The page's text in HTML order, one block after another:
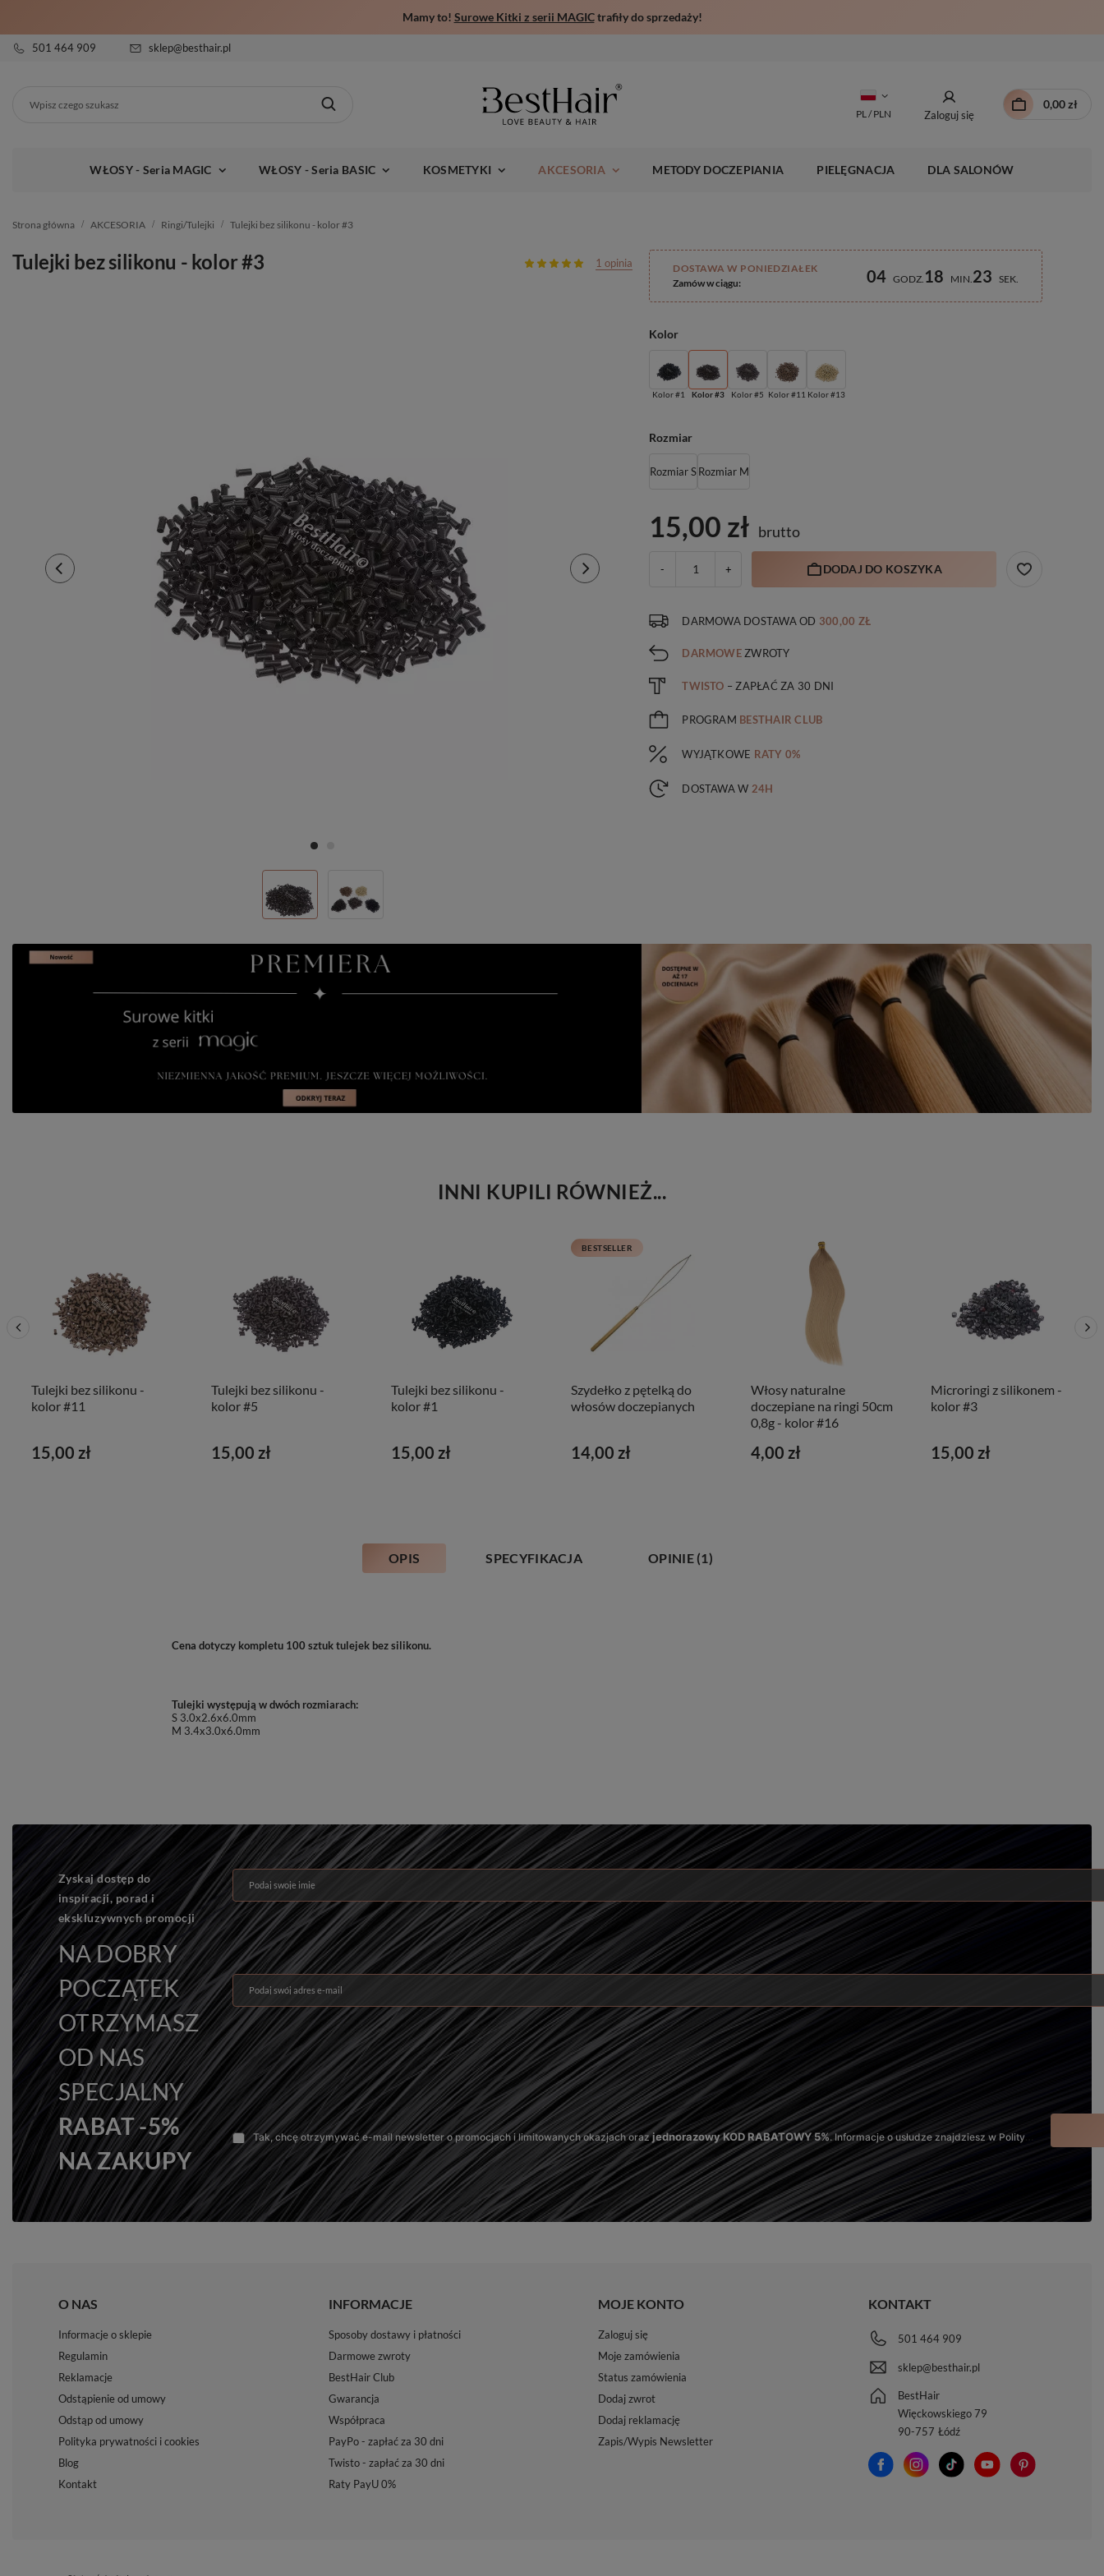
Mamy to! Surowe Kitki z serii MAGICtrafiły do sprzedaży!
501 464 909 sklep@besthair.pl
PL / PLN Zaloguj się
0,00 zł
WŁOSY - Seria MAGIC WŁOSY - Seria BASIC KOSMETYKI AKCESORIA METODY DOCZEPIANIA PIELĘGNACJA DLA SALONÓW
Strona główna AKCESORIA Ringi/Tulejki Tulejki bez silikonu - kolor #3
Tulejki bez silikonu - kolor #3 1 opinia
DOSTAWA W PONIEDZIAŁEK
Zamów w ciągu:
04 GODZ 18 MIN 22 SEK
Kolor
Kolor #1 Kolor #3 Kolor #5 Kolor #11 Kolor #13
Rozmiar
Rozmiar SRozmiar M
15,00 zł brutto
- + DODAJ DO KOSZYKA
DARMOWA DOSTAWAOD 300,00 ZŁ
DARMOWEZWROTY
TWISTO – ZAPŁAĆ ZA 30 DNI
PROGRAM BESTHAIR CLUB
WYJĄTKOWE RATY 0%
DOSTAWA W 24H
INNI KUPILI RÓWNIEŻ...
Tulejki bez silikonu -
kolor #11
15,00 zł
Tulejki bez silikonu -
kolor #5
15,00 zł
Tulejki bez silikonu -
kolor #1
15,00 zł
BESTSELLER
Szydełko z pętelką do
włosów doczepianych
14,00 zł
Włosy naturalne
doczepiane na ringi 50cm
0,8g - kolor #16
4,00 zł
Microringi z silikonem -
kolor #3
15,00 zł
OPIS SPECYFIKACJA OPINIE (1)
Cena dotyczy kompletu 100 sztuk tulejek bez silikonu.
Tulejki występują w dwóch rozmiarach:
S 3.0x2.6x6.0mm
M 3.4x3.0x6.0mm
Zyskaj dostęp do
inspiracji, porad i
ekskluzywnych promocji
NA DOBRY
POCZĄTEK
OTRZYMASZ
OD NAS
SPECJALNY
RABAT -5%
NA ZAKUPY
Podaj swoje imię
Podaj swój adres e-mail
Tak, chcę otrzymywać e-mail newsletter o promocjach i limitowanych okazjach oraz jednorazowy KOD RABATOWY 5%. Informacje o usłudze znajdziesz w Polityce Prywatności oraz Regulaminie.
O NAS
Informacje o sklepie
Regulamin
Reklamacje
Odstąpienie od umowy
Odstąp od umowy
Polityka prywatności i cookies
Blog
Kontakt
INFORMACJE
Sposoby dostawy i płatności
Darmowe zwroty
BestHair Club
Gwarancja
Współpraca
PayPo - zapłać za 30 dni
Twisto - zapłać za 30 dni
Raty PayU 0%
MOJE KONTO
Zaloguj się
Moje zamówienia
Status zamówienia
Dodaj zwrot
Dodaj reklamację
Zapis/Wypis Newsletter
KONTAKT
501 464 909
sklep@besthair.pl
BestHair
Więckowskiego 79
90-757 Łódź